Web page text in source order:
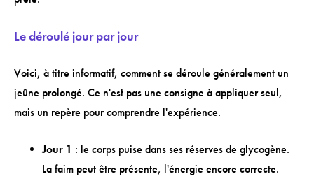
Le déroulé jour par jour
Voici, à titre informatif, comment se déroule généralement un
jeûne prolongé. Ce n'est pas une consigne à appliquer seul,
mais un repère pour comprendre l'expérience.
Jour 1 : le corps puise dans ses réserves de glycogène.
La faim peut être présente, l'énergie encore correcte.